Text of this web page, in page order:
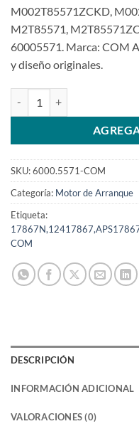
M002T85571ZCKD,
M2T85571,
60005571. Marca: COM
y diseño originales.
SKU:6000.5571-COM
Categoría: Motor de Arranque
Etiqueta:
COM
DESCRIPCIÓN
INFORMACIÓN ADICIONAL
VALORACIONES (0)